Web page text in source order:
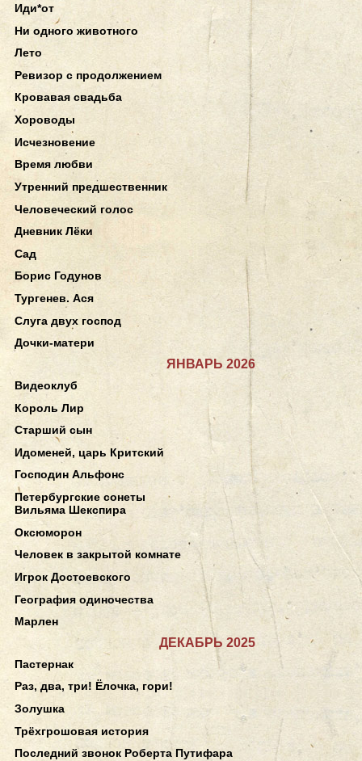
Иди*от
Ни одного животного
Лето
Ревизор с продолжением
Кровавая свадьба
Хороводы
Исчезновение
Время любви
Утренний предшественник
Человеческий голос
Дневник Лёки
Сад
Борис Годунов
Тургенев. Ася
Слуга двух господ
Дочки-матери
ЯНВАРЬ 2026
Видеоклуб
Король Лир
Старший сын
Идоменей, царь Критский
Господин Альфонс
Петербургские сонеты
Вильяма Шекспира
Оксюморон
Человек в закрытой комнате
Игрок Достоевского
География одиночества
Марлен
ДЕКАБРЬ 2025
Пастернак
Раз, два, три! Ёлочка, гори!
Золушка
Трёхгрошовая история
Последний звонок Роберта Путифара